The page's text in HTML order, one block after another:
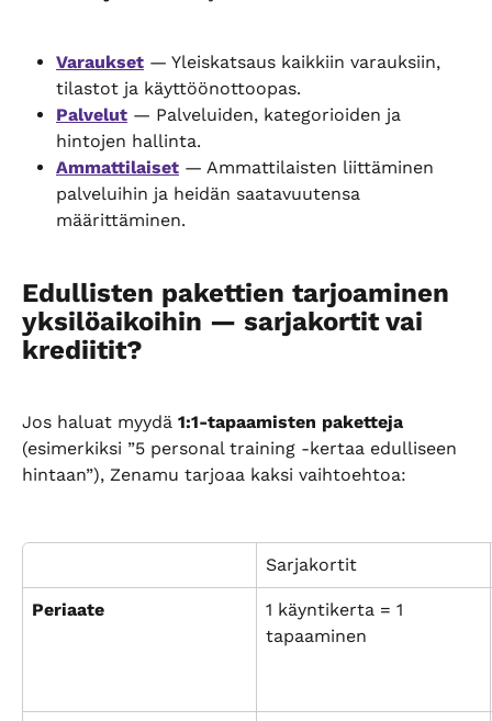
Varaukset — Yleiskatsaus kaikkiin varauksiin,
tilastot ja käyttöönottoopas.
Palvelut — Palveluiden, kategorioiden ja
hintojen hallinta.
Ammattilaiset — Ammattilaisten liittäminen
palveluihin ja heidän saatavuutensa
määrittäminen.
Edullisten pakettien tarjoaminen
yksilöaikoihin — sarjakortit vai
krediitit?
Jos haluat myydä 1:1-tapaamisten paketteja
(esimerkiksi ”5 personal training -kertaa edulliseen
hintaan”), Zenamu tarjoaa kaksi vaihtoehtoa:
Sarjakortit
Periaate
1 käyntikerta = 1
tapaaminen